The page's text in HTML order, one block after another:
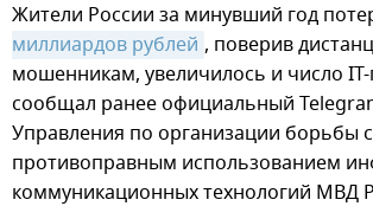
Жители России за минувший год
миллиардов рублей , поверив
мошенникам, увеличилось и число
сообщал ранее официальный
Управления по организации борьбы с
противоправным использованием
коммуникационных технологий МВД